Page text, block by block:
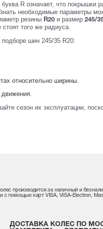
R означает, что покрышки
необходимые параметры
резины R20и размер 245/
того же радиуса.
шин 245/35 R20:
относительно ширины.
движения.
сезон их эксплуатации,
производится за наличный и
с помощью карт VISA, VISA-Electron,
ДОСТАВКА КОЛЕС ПО